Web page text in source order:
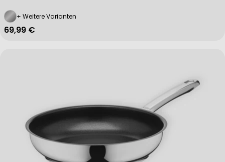
+ Weitere Varianten
Regulärer Preis
69,99 €